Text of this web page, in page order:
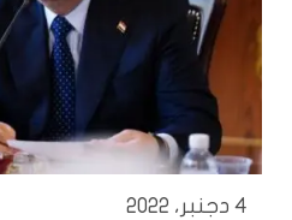
4 دجنبر، 2022